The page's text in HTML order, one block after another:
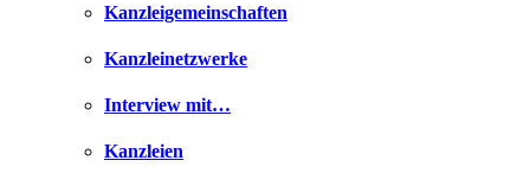
Kanzleigemeinschaften
Kanzleinetzwerke
Interview mit…
Kanzleien